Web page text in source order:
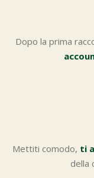
Dopo la prima
Mettiti comodo, ti
della